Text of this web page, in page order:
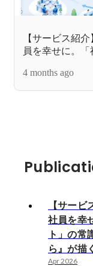
【サービス紹
員を幸せに。
描く、経営の集
4 months ago
【サー
社員を幸
ト」の常
ら』が描
Apr 2026